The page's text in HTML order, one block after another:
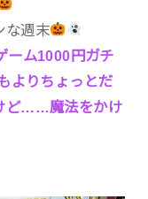
な週末
ーム1000円ガチ
よりちょっとだ
ど……魔法をかけ